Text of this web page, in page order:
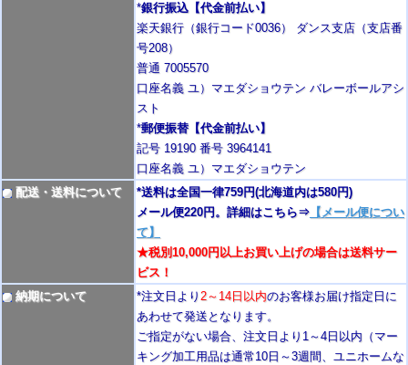
*銀行振込【代金前払い】
楽天銀行（銀行コード0036） ダンス支店（支店番
号208）
普通 7005570
口座名義 ユ）マエダショウテン バレーボールアシ
スト
*郵便振替【代金前払い】
記号 19190 番号 3964141
口座名義 ユ）マエダショウテン
配送・送料について
*送料は全国一律759円(北海道内は580円)
メール便220円。詳細はこちら⇒ 【メール便につい
て】
★税別10,000円以上お買い上げの場合は送料サー
ビス！
納期について
*注文日より2～14日以内のお客様お届け指定日に
あわせて発送となります。
ご指定がない場合、注文日より1～4日以内 （マー
キング加工用品は通常10日 ～3週間、ユニホームな